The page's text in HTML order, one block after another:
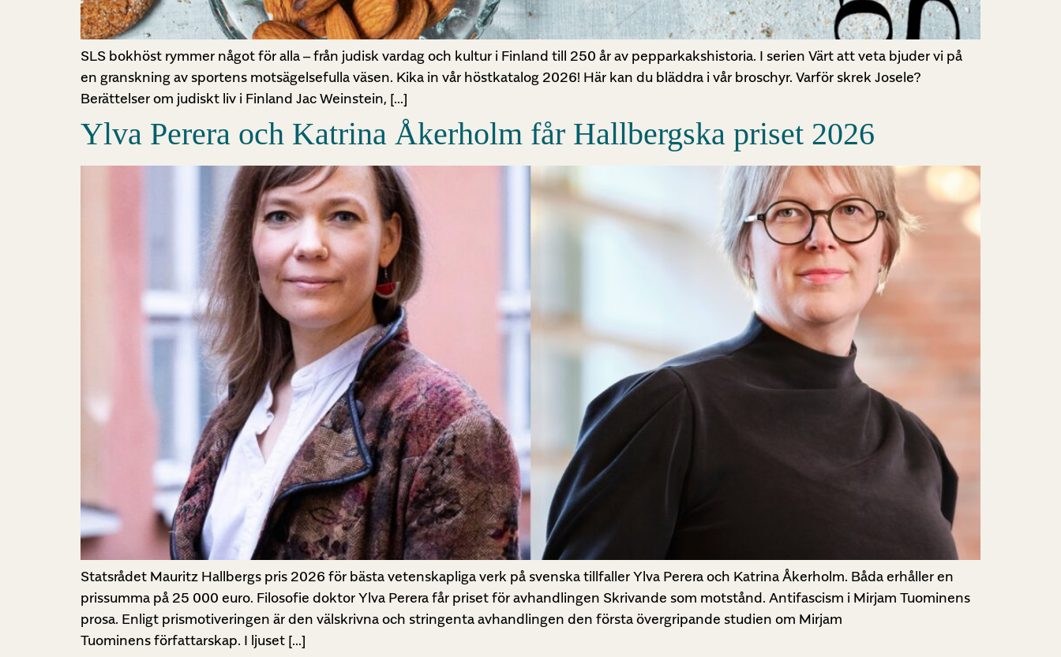
SLS bokhöst rymmer något för alla – från judisk vardag och kultur i Finland till 250 år av pepparkakshistoria. I serien Värt att veta bjuder vi på
en granskning av sportens motsägelsefulla väsen. Kika in vår höstkatalog 2026! Här kan du bläddra i vår broschyr. Varför skrek Josele?
Berättelser om judiskt liv i Finland Jac Weinstein, […]
Ylva Perera och Katrina Åkerholm får Hallbergska priset 2026
Statsrådet Mauritz Hallbergs pris 2026 för bästa vetenskapliga verk på svenska tillfaller Ylva Perera och Katrina Åkerholm. Båda erhåller en
prissumma på 25 000 euro. Filosofie doktor Ylva Perera får priset för avhandlingen Skrivande som motstånd. Antifascism i Mirjam Tuominens
prosa. Enligt prismotiveringen är den välskrivna och stringenta avhandlingen den första övergripande studien om Mirjam
Tuominens författarskap. I ljuset […]